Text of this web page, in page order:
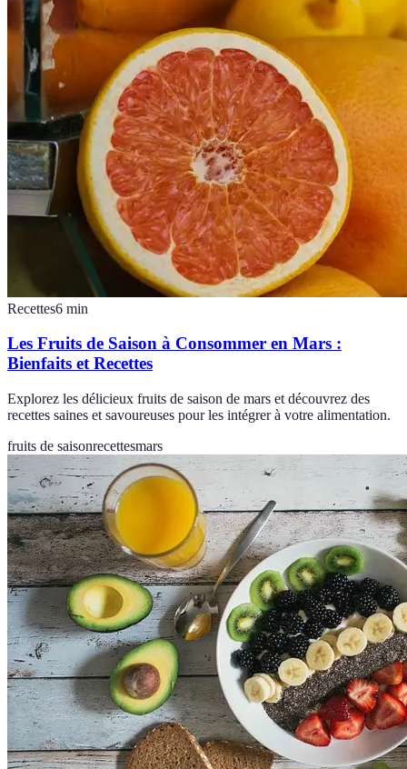
Recettes6 min
Les Fruits de Saison à Consommer en Mars :
Bienfaits et Recettes
Explorez les délicieux fruits de saison de mars et découvrez des
recettes saines et savoureuses pour les intégrer à votre alimentation.
fruits de saisonrecettesmars